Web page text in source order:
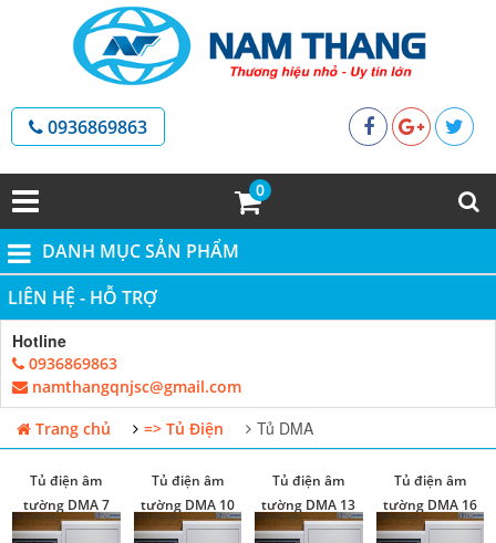
0936869863
0
DANH MỤC SẢN PHẨM
LIÊN HỆ - HỖ TRỢ
Hotline
0936869863
namthangqnjsc@gmail.com
Trang chủ
=> Tủ Điện Tủ DMA
Tủ điện âm
tường DMA 7
modul
Tủ điện âm
tường DMA 10
modul
Tủ điện âm
tường DMA 13
modul
Tủ điện âm
tường DMA 16
modul